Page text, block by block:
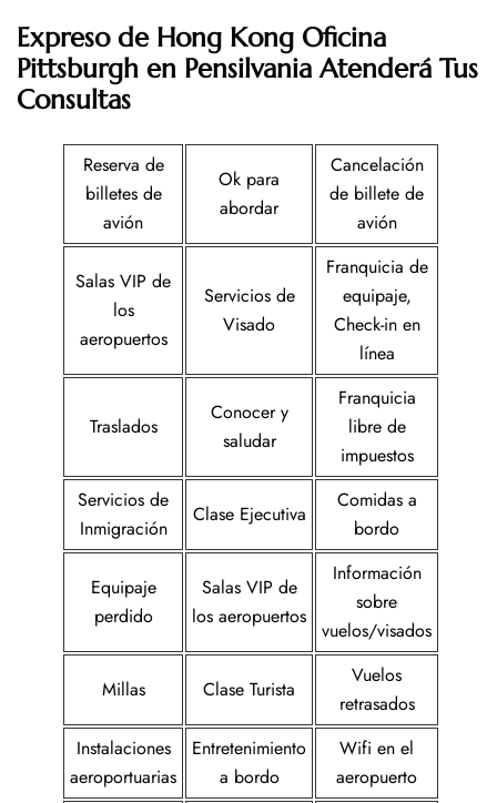
Expreso de Hong Kong Oficina
Pittsburgh en PensilvaniaAtenderá Tus
Consultas
Reserva de
billetes de
avión
Ok para
abordar
Cancelación
de billete de
avión
Salas VIP de
los
aeropuertos
Servicios de
Visado
Franquicia de
equipaje,
Check-in en
línea
Traslados
Conocer y
saludar
Franquicia
libre de
impuestos
Servicios de
Inmigración
Clase Ejecutiva
Comidas a
bordo
Equipaje
perdido
Salas VIP de
los aeropuertos
Información
sobre
vuelos/visados
Millas Clase Turista
Vuelos
retrasados
Instalaciones
aeroportuarias
Entretenimiento
a bordo
Wifi en el
aeropuerto